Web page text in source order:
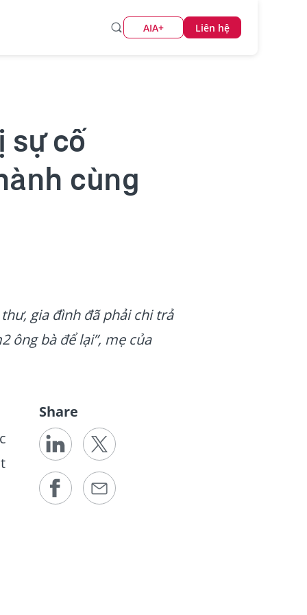
AIA+ Liên hệ
sự cố
cùng
gia đình đã phải chi trả
ông bà để lại”, mẹ của
Share